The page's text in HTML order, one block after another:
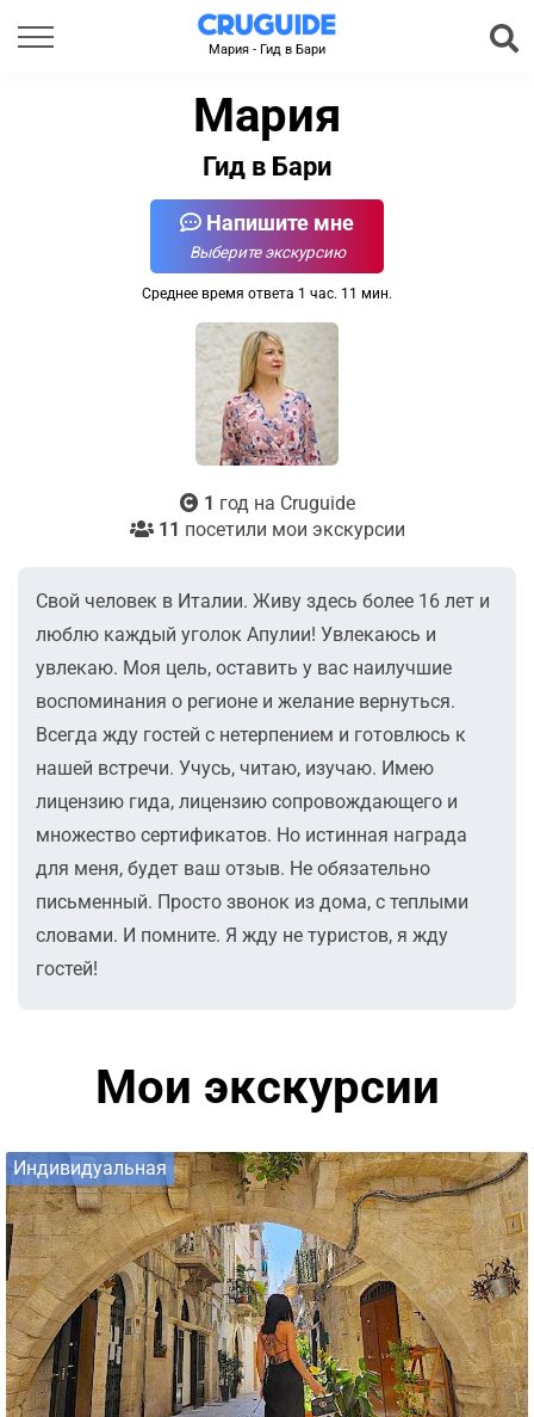
Мария - Гид в Бари
Мария
Гид в Бари
Напишите мне
Выберите экскурсию
Среднее время ответа 1 час. 11 мин.
1 год на Cruguide
11 посетили мои экскурсии
Свой человек в Италии. Живу здесь более 16 лет и
люблю каждый уголок Апулии! Увлекаюсь и
увлекаю. Моя цель, оставить у вас наилучшие
воспоминания о регионе и желание вернуться.
Всегда жду гостей с нетерпением и готовлюсь к
нашей встречи. Учусь, читаю, изучаю. Имею
лицензию гида, лицензию сопровождающего и
множество сертификатов. Но истинная награда
для меня, будет ваш отзыв. Не обязательно
письменный. Просто звонок из дома, с теплыми
словами. И помните. Я жду не туристов, я жду
гостей!
Мои экскурсии
Индивидуальная